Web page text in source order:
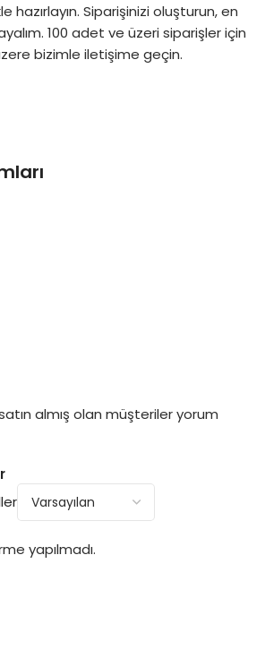
hazırlayın. Siparişinizi oluşturun, en
100 adet ve üzeri siparişler için
bizimle iletişime geçin.
yapılmadı.
almış olan müşteriler yorum